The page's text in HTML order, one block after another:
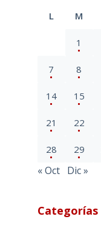
L M
1
7 8
14 15
21 22
28 29
« Oct Dic »
Categorías